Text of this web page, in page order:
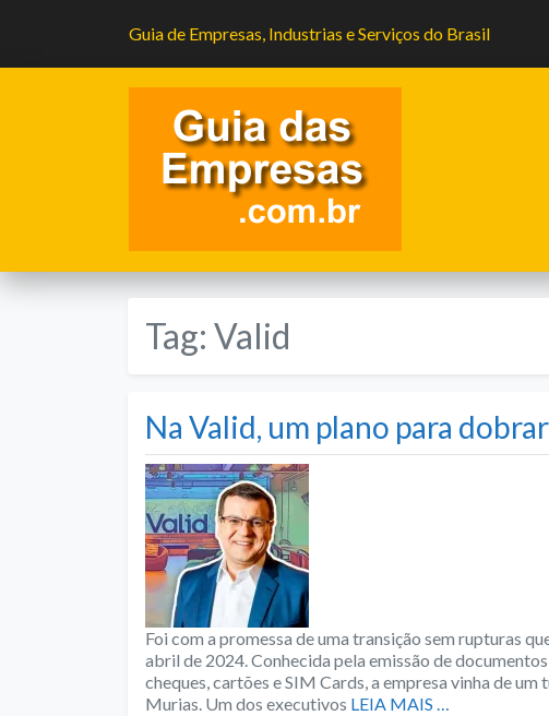
Guia de Empresas, Industrias e Serviços do Brasil
Tag: Valid
Na Valid, um plano para
Foi com a promessa de uma transição sem rupturas
abril de 2024. Conhecida pela emissão de
cheques, cartões e SIM Cards, a empresa vinha de
Murias. Um dos executivos LEIA MAIS …